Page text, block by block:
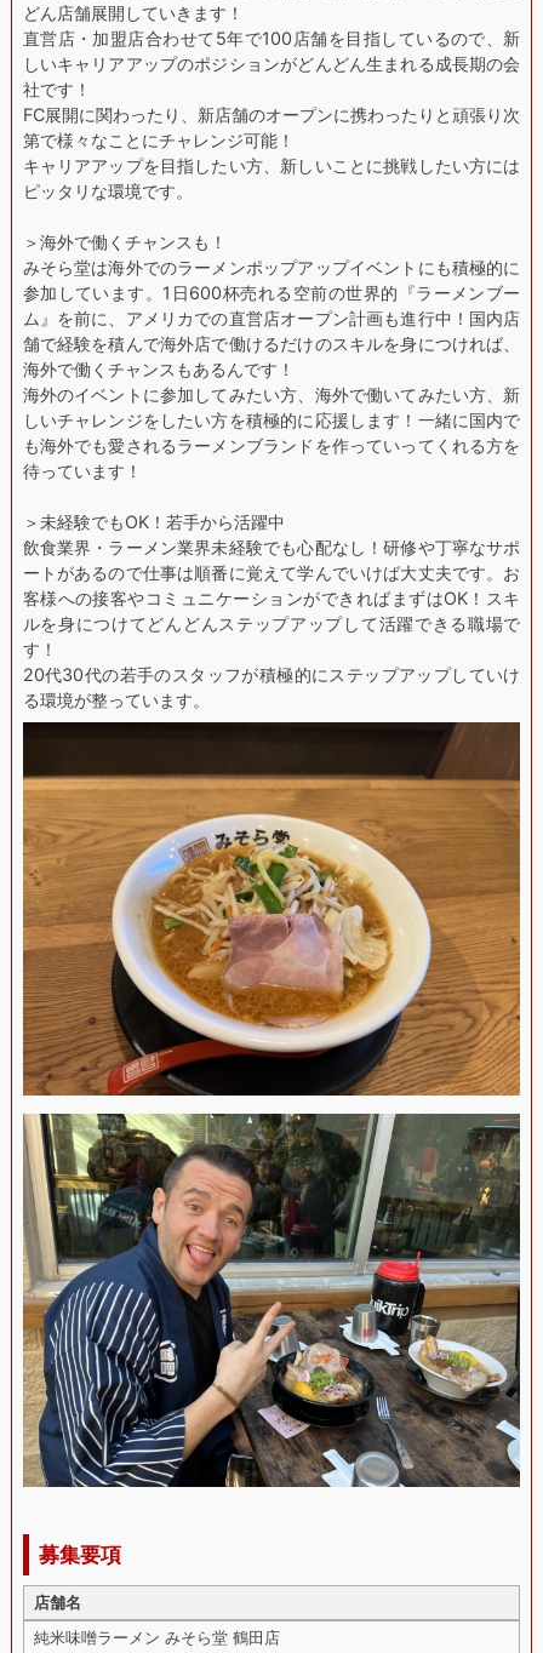
どん店舗展開していきます！
直営店・加盟店合わせて5年で100店舗を目指しているので、新
しいキャリアアップのポジションがどんどん生まれる成長期の会
社です！
FC展開に関わったり、新店舗のオープンに携わったりと頑張り次
第で様々なことにチャレンジ可能！
キャリアアップを目指したい方、新しいことに挑戦したい方には
ピッタリな環境です。
＞海外で働くチャンスも！
みそら堂は海外でのラーメンポップアップイベントにも積極的に
参加しています。1日600杯売れる空前の世界的『ラーメンブー
ム』を前に、アメリカでの直営店オープン計画も進行中！国内店
舗で経験を積んで海外店で働けるだけのスキルを身につければ、
海外で働くチャンスもあるんです！
海外のイベントに参加してみたい方、海外で働いてみたい方、新
しいチャレンジをしたい方を積極的に応援します！一緒に国内で
も海外でも愛されるラーメンブランドを作っていってくれる方を
待っています！
＞未経験でもOK！若手から活躍中
飲食業界・ラーメン業界未経験でも心配なし！研修や丁寧なサポ
ートがあるので仕事は順番に覚えて学んでいけば大丈夫です。お
客様への接客やコミュニケーションができればまずはOK！スキ
ルを身につけてどんどんステップアップして活躍できる職場で
す！
20代30代の若手のスタッフが積極的にステップアップしていけ
る環境が整っています。
募集要項
店舗名
純米味噌ラーメン みそら堂 鶴田店